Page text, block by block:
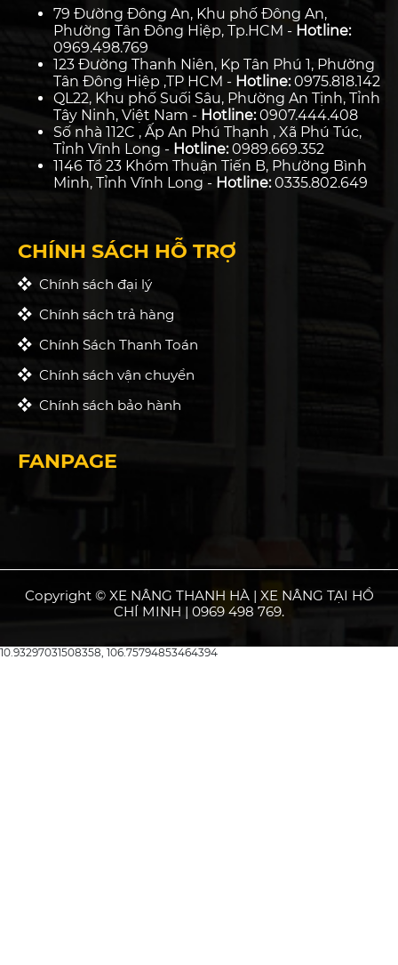
79 Đường Đông An, Khu phố Đông An,
Phường Tân Đông Hiệp, Tp.HCM - Hotline:
0969.498.769
123 Đường Thanh Niên, Kp Tân Phú 1, Phường
Tân Đông Hiệp ,TP HCM - Hotline:0975.818.142
QL22, Khu phố Suối Sâu, Phường An Tịnh, Tỉnh
Tây Ninh, Việt Nam - Hotline:0907.444.408
Số nhà 112C , Ấp An Phú Thạnh , Xã Phú Túc,
Tỉnh Vĩnh Long - Hotline:0989.669.352
1146 Tổ 23 Khóm Thuận Tiến B, Phường Bình
Minh, Tỉnh Vĩnh Long - Hotline:0335.802.649
CHÍNH SÁCH HỖ TRỢ
Chính sách đại lý
Chính sách trả hàng
Chính Sách Thanh Toán
Chính sách vận chuyển
Chính sách bảo hành
FANPAGE
Copyright © XE NÂNG THANH HÀ | XE NÂNG TẠI HỒ
CHÍ MINH | 0969 498 769.
10.93297031508358, 106.75794853464394